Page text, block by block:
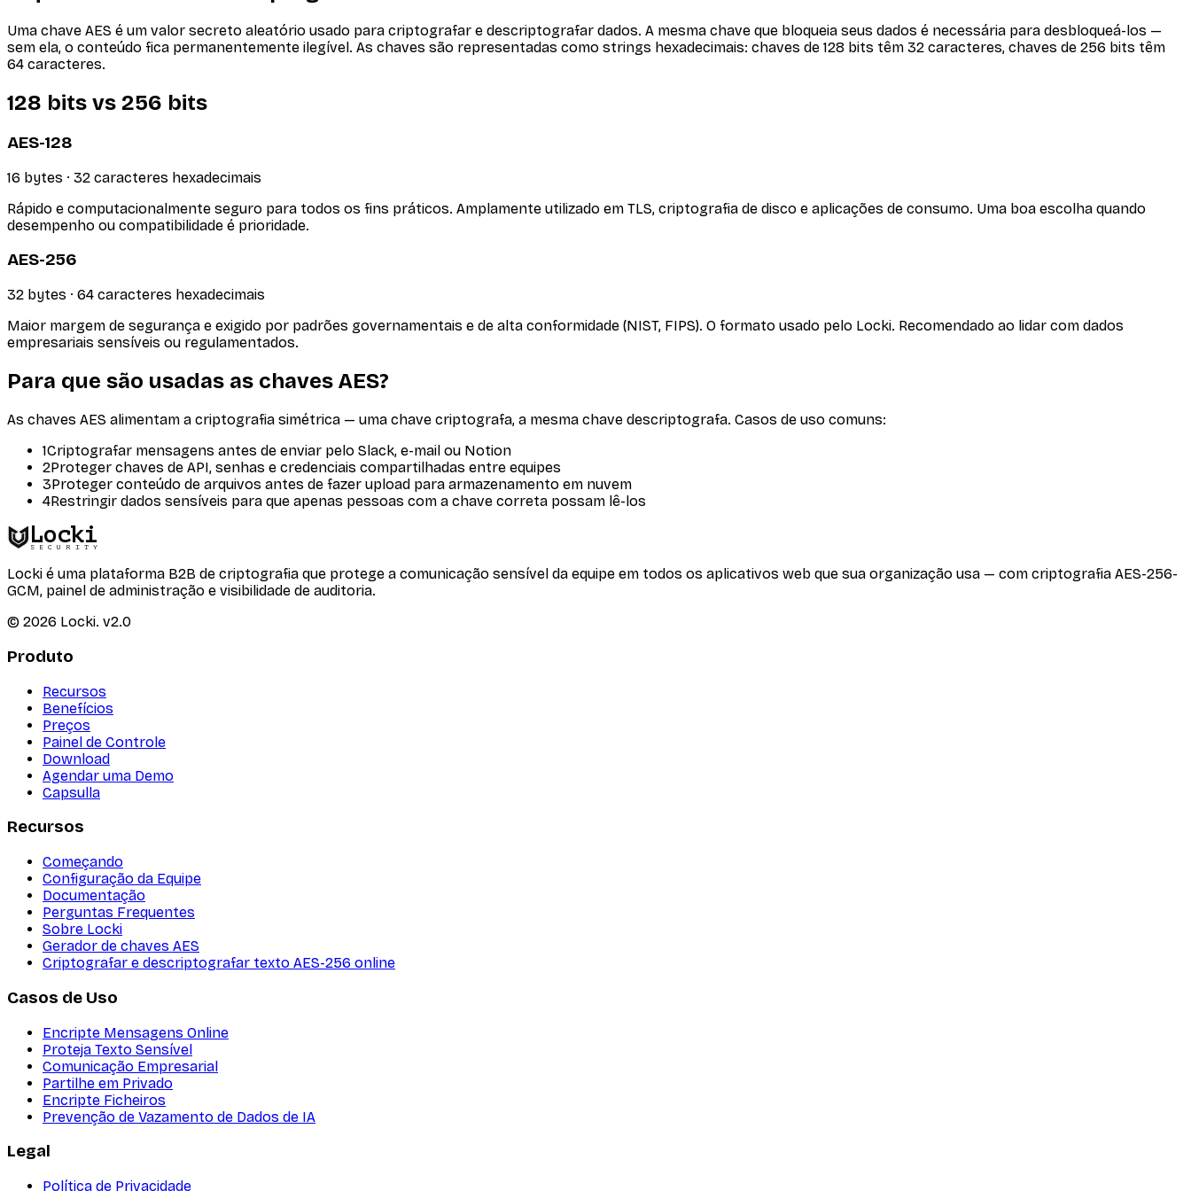
Uma chave AES é um valor secreto aleatório usado para criptografar e descriptografar dados. A mesma chave que bloqueia seus dados é necessária para desbloqueá-los —
sem ela, o conteúdo fica permanentemente ilegível. As chaves são representadas como strings hexadecimais: chaves de 128 bits têm 32 caracteres, chaves de 256 bits têm
64 caracteres.
128 bits vs 256 bits
AES-128
16 bytes · 32 caracteres hexadecimais
Rápido e computacionalmente seguro para todos os fins práticos. Amplamente utilizado em TLS, criptografia de disco e aplicações de consumo. Uma boa escolha quando
desempenho ou compatibilidade é prioridade.
AES-256
32 bytes · 64 caracteres hexadecimais
Maior margem de segurança e exigido por padrões governamentais e de alta conformidade (NIST, FIPS). O formato usado pelo Locki. Recomendado ao lidar com dados
empresariais sensíveis ou regulamentados.
Para que são usadas as chaves AES?
As chaves AES alimentam a criptografia simétrica — uma chave criptografa, a mesma chave descriptografa. Casos de uso comuns:
1Criptografar mensagens antes de enviar pelo Slack, e-mail ou Notion
2Proteger chaves de API, senhas e credenciais compartilhadas entre equipes
3Proteger conteúdo de arquivos antes de fazer upload para armazenamento em nuvem
4Restringir dados sensíveis para que apenas pessoas com a chave correta possam lê-los
Locki
SECURITY
Locki é uma plataforma B2B de criptografia que protege a comunicação sensível da equipe em todos os aplicativos web que sua organização usa — com criptografia AES-256-
GCM, painel de administração e visibilidade de auditoria.
© 2026 Locki. v2.0
Produto
Recursos
Benefícios
Preços
Painel de Controle
Download
Agendar uma Demo
Capsulla
Recursos
Começando
Configuração da Equipe
Documentação
Perguntas Frequentes
Sobre Locki
Gerador de chaves AES
Criptografar e descriptografar texto AES-256 online
Casos de Uso
Encripte Mensagens Online
Proteja Texto Sensível
Comunicação Empresarial
Partilhe em Privado
Encripte Ficheiros
Prevenção de Vazamento de Dados de IA
Legal
Política de Privacidade